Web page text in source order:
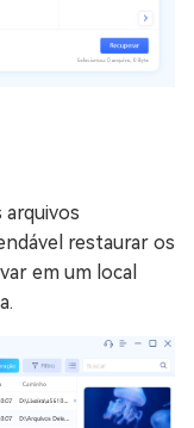
arquivos
restaurar os
em um local